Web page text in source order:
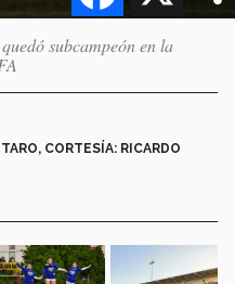
subcampeón en la
CORTESÍA: RICARDO